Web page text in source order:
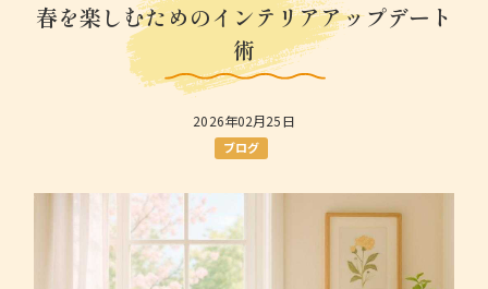
春を楽しむためのインテリアアップデート
術
2026年02月25日
ブログ